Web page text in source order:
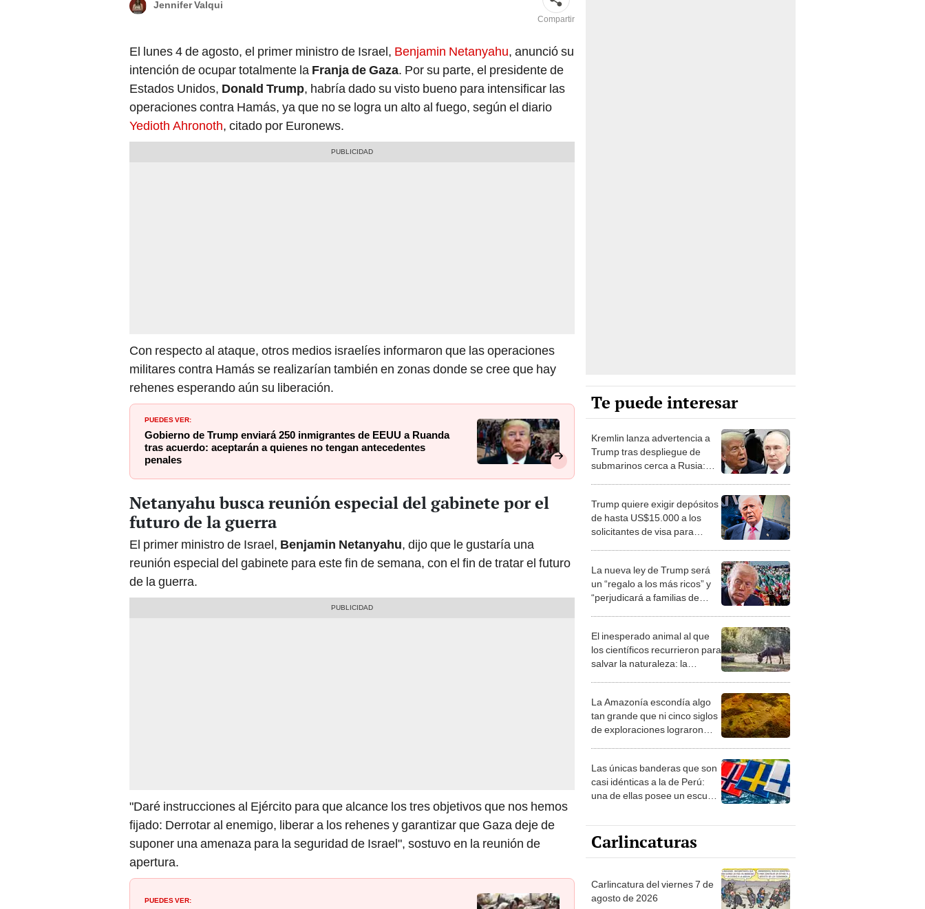
Jennifer Valqui
Compartir
El lunes 4 de agosto, el primer ministro de Israel, Benjamin Netanyahu, anunció su
intención de ocupar totalmente la Franja de Gaza. Por su parte, el presidente de
Estados Unidos, Donald Trump, habría dado su visto bueno para intensificar las
operaciones contra Hamás, ya que no se logra un alto al fuego, según el diario
Yedioth Ahronoth, citado por Euronews.
Con respecto al ataque, otros medios israelíes informaron que las operaciones
militares contra Hamás se realizarían también en zonas donde se cree que hay
rehenes esperando aún su liberación.
PUEDES VER:
Gobierno de Trump enviará 250 inmigrantes de EEUU a Ruanda
tras acuerdo: aceptarán a quienes no tengan antecedentes
penales
Netanyahu busca reunión especial del gabinete por el
futuro de la guerra
El primer ministro de Israel, Benjamin Netanyahu, dijo que le gustaría una
reunión especial del gabinete para este fin de semana, con el fin de tratar el futuro
de la guerra.
"Daré instrucciones al Ejército para que alcance los tres objetivos que nos hemos
fijado: Derrotar al enemigo, liberar a los rehenes y garantizar que Gaza deje de
suponer una amenaza para la seguridad de Israel", sostuvo en la reunión de
apertura.
PUEDES VER:
Te puede interesar
Kremlin lanza advertencia a
Trump tras despliegue de
submarinos cerca a Rusia:
Trump quiere exigir depósitos
de hasta US$15.000 a los
solicitantes de visa para
La nueva ley de Trump será
un “regalo a los más ricos” y
“perjudicará a familias de
El inesperado animal al que
los científicos recurrieron para
salvar la naturaleza: la
desierto en un paisaje con
más vida
La Amazonía escondía algo
tan grande que ni cinco siglos
de exploraciones lograron
sabía sobre su pasado
Las únicas banderas que son
casi idénticas a la de Perú:
una de ellas posee un escudo
Carlincaturas
Carlincatura del viernes 7 de
agosto de 2026